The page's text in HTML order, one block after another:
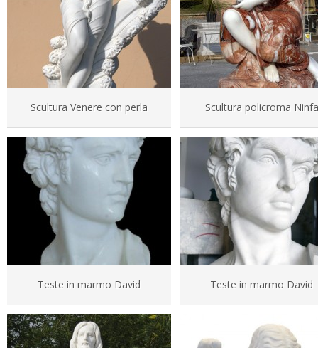
Scultura Venere con perla Scultura policroma Ninfa
Teste in marmo David Teste in marmo David